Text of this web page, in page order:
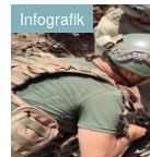
Infografik